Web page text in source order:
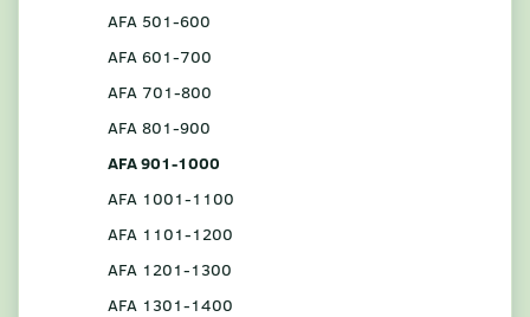
AFA 501-600
AFA 601-700
AFA 701-800
AFA 801-900
AFA 901-1000
AFA 1001-1100
AFA 1101-1200
AFA 1201-1300
AFA 1301-1400